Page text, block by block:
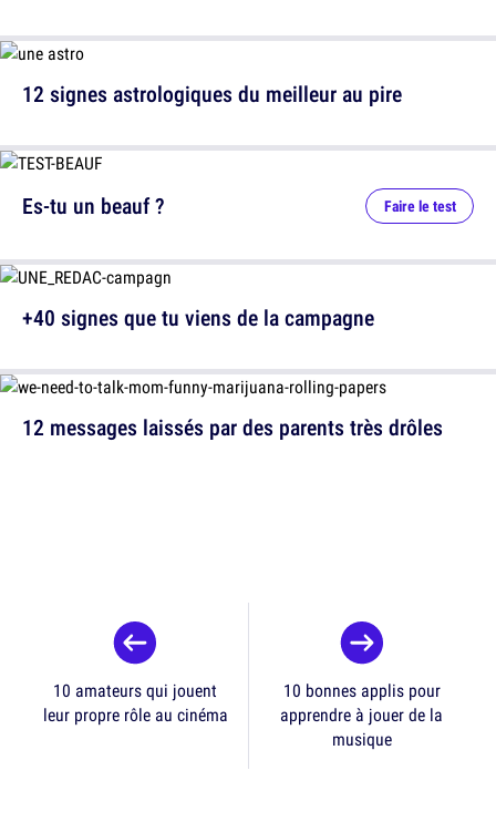
12 signes astrologiques du meilleur au pire
12 messages laissés par des parents très drôles
Es-tu un beauf ? Faire le test
+40 signes que tu viens de la campagne
10 amateurs qui jouent
leur propre rôle au cinéma
10 bonnes applis pour
apprendre à jouer de la
musique